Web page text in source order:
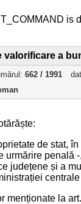
is
valorificare a
662 / 1991
de stat,
urmărire
județene și a
centrale
menționate la